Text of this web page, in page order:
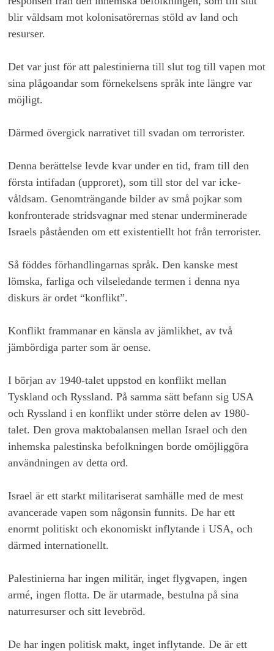
blir våldsam mot kolonisatörernas stöld av land och
resurser.
Det var just för att palestinierna till slut tog till vapen mot
sina plågoandar som förnekelsens språk inte längre var
möjligt.
Därmed övergick narrativet till svadan om terrorister.
Denna berättelse levde kvar under en tid, fram till den
första intifadan (upproret), som till stor del var icke-
våldsam. Genomträngande bilder av små pojkar som
konfronterade stridsvagnar med stenar underminerade
Israels påståenden om ett existentiellt hot från terrorister.
Så föddes förhandlingarnas språk. Den kanske mest
lömska, farliga och vilseledande termen i denna nya
diskurs är ordet “konflikt”.
Konflikt frammanar en känsla av jämlikhet, av två
jämbördiga parter som är oense.
I början av 1940-talet uppstod en konflikt mellan
Tyskland och Ryssland. På samma sätt befann sig USA
och Ryssland i en konflikt under större delen av 1980-
talet. Den grova maktobalansen mellan Israel och den
inhemska palestinska befolkningen borde omöjliggöra
användningen av detta ord.
Israel är ett starkt militariserat samhälle med de mest
avancerade vapen som någonsin funnits. De har ett
enormt politiskt och ekonomiskt inflytande i USA, och
därmed internationellt.
Palestinierna har ingen militär, inget flygvapen, ingen
armé, ingen flotta. De är utarmade, bestulna på sina
naturresurser och sitt levebröd.
De har ingen politisk makt, inget inflytande. De är ett